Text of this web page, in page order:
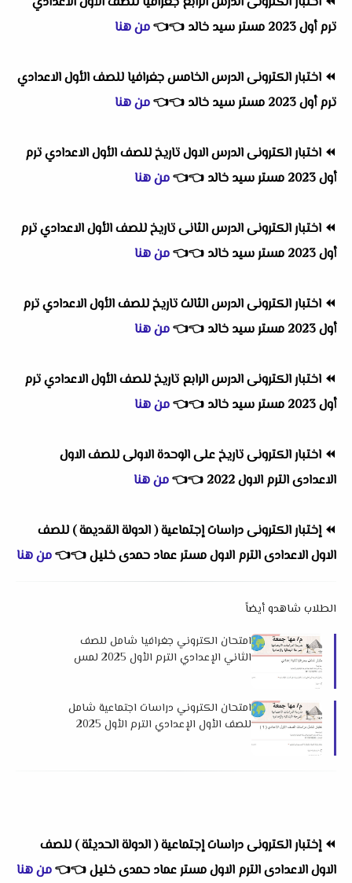
ترم أول 2023 مستر سيد خالد
👈
👈من هنا
⏪ اختبار الكترونى الدرس الخامس جغرافيا للصف الأول الاعدادي
ترم أول 2023 مستر سيد خالد
👈
👈من هنا
⏪ اختبار الكترونى الدرس الاول تاريخ للصف الأول الاعدادي ترم
أول 2023 مستر سيد خالد
👈
👈من هنا
⏪ اختبار الكترونى الدرس الثانى تاريخ للصف الأول الاعدادي ترم
أول 2023 مستر سيد خالد
👈
👈من هنا
⏪ اختبار الكترونى الدرس الثالث تاريخ للصف الأول الاعدادي ترم
أول 2023 مستر سيد خالد
👈
👈من هنا
⏪ اختبار الكترونى الدرس الرابع تاريخ للصف الأول الاعدادي ترم
أول 2023 مستر سيد خالد
👈
👈من هنا
⏪ اختبار الكترونى تاريخ على الوحدة الاولى للصف الاول
الاعدادى الترم الاول 2022
👈
👈من هنا
⏪إختبار الكترونى دراسات إجتماعية ( الدولة القديمة ) للصف
الاول الاعدادى الترم الاول مستر عماد حمدى خليل👈
👈من هنا
الطلاب شاهدو أيضاً
امتحان الكتروني جغرافيا شامل للصف
الثاني الإعدادي الترم الأول 2025 لمس
امتحان الكتروني دراسات اجتماعية شامل
للصف الأول الإعدادي الترم الأول 2025
⏪إختبار الكترونى دراسات إجتماعية ( الدولة الحديثة ) للصف
الاول الاعدادى الترم الاول مستر عماد حمدى خليل👈
👈من هنا